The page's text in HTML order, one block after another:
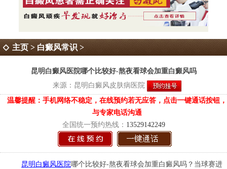
主页 > 白癜风常识 >
昆明白癜风医院哪个比较好-熬夜看球会加重白癜风吗
来源： 昆明白癜风皮肤病医院
温馨提醒：手机网络不稳定，在线预约若无应答，点击一键通话按钮，
与专家电话沟通
全国统一预约热线： 13529142249
昆明白癜风医院哪个比较好-熬夜看球会加重白癜风吗？当球赛进